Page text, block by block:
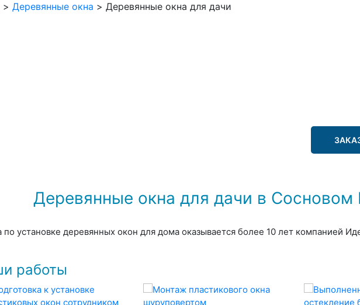
> Деревянные окна > Деревянные окна для дачи
Деревянные окна для дачи в Сосновом
по установке деревянных окон для дома оказывается более 10 лет компанией
работы